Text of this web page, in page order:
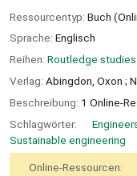
Ressourcentyp: Buch
Sprache: Englisch
Reihen: Routledge
Verlag: Abingdon, Oxon ;
Beschreibung: 1 Online-
Schlagwörter:
Sustainable engineering
Online-Ressourcen: